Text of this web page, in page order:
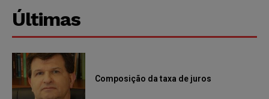
Últimas
Composição da taxa de juros